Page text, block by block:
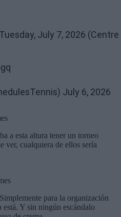
July 7, 2026 (Centre
July 6, 2026